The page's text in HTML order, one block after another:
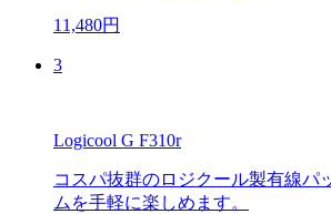
11,480円
3
Logicool G F310r
コスパ抜群のロジクール製有線パ
ムを手軽に楽しめます。